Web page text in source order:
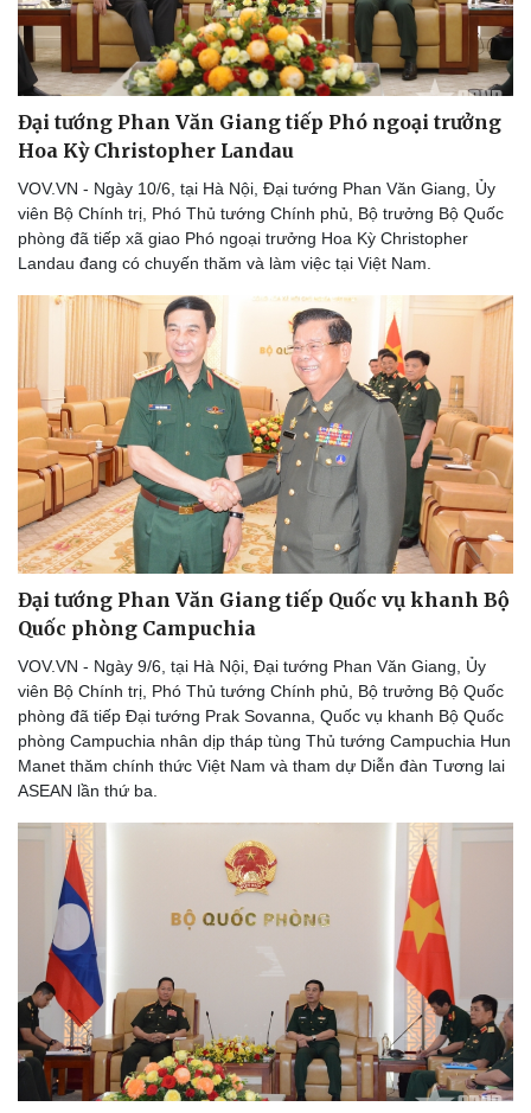
Tin nóng
Tư vấn luật
Việt Nam
Phân tích
Đại tướng Phan Văn Giang tiếp Phó ngoại trưởng
Hoa Kỳ Christopher Landau
VOV.VN - Ngày 10/6, tại Hà Nội, Đại tướng Phan Văn Giang, Ủy
viên Bộ Chính trị, Phó Thủ tướng Chính phủ, Bộ trưởng Bộ Quốc
phòng đã tiếp xã giao Phó ngoại trưởng Hoa Kỳ Christopher
Landau đang có chuyến thăm và làm việc tại Việt Nam.
Đại tướng Phan Văn Giang tiếp Quốc vụ khanh Bộ
Quốc phòng Campuchia
VOV.VN - Ngày 9/6, tại Hà Nội, Đại tướng Phan Văn Giang, Ủy
viên Bộ Chính trị, Phó Thủ tướng Chính phủ, Bộ trưởng Bộ Quốc
phòng đã tiếp Đại tướng Prak Sovanna, Quốc vụ khanh Bộ Quốc
phòng Campuchia nhân dịp tháp tùng Thủ tướng Campuchia Hun
Manet thăm chính thức Việt Nam và tham dự Diễn đàn Tương lai
ASEAN lần thứ ba.